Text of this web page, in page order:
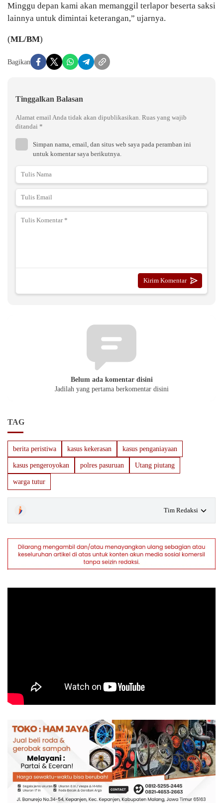
Minggu depan kami akan memanggil terlapor beserta saksi
lainnya untuk dimintai keterangan,” ujarnya.
(ML/BM)
Bagikan
Tinggalkan Balasan
Alamat email Anda tidak akan dipublikasikan. Ruas yang wajib
ditandai *
Simpan nama, email, dan situs web saya pada peramban ini
untuk komentar saya berikutnya.
Belum ada komentar disini
Jadilah yang pertama berkomentar disini
TAG
berita peristiwa kasus kekerasan kasus penganiayaan
kasus pengeroyokan polres pasuruan Utang piutang
warga tutur
Tim Redaksi